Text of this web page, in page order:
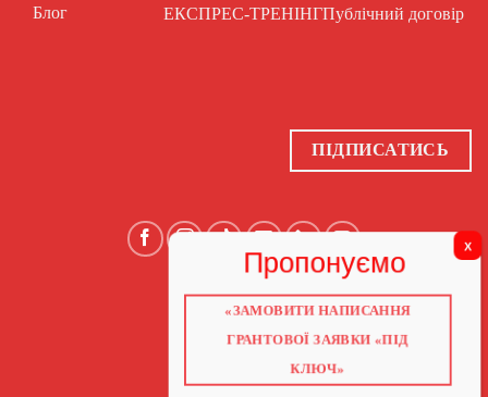
Блог ЕКСПРЕС-ТРЕНІНГПублічний договір
ПІДПИСАТИСЬ
ГОЛОВНА
ГРАНТИ 2026
«ЗАМОВИТИ НАПИСАННЯ
ГРАНТОВОЇ ЗАЯВКИ «ПІД
КЛЮЧ»